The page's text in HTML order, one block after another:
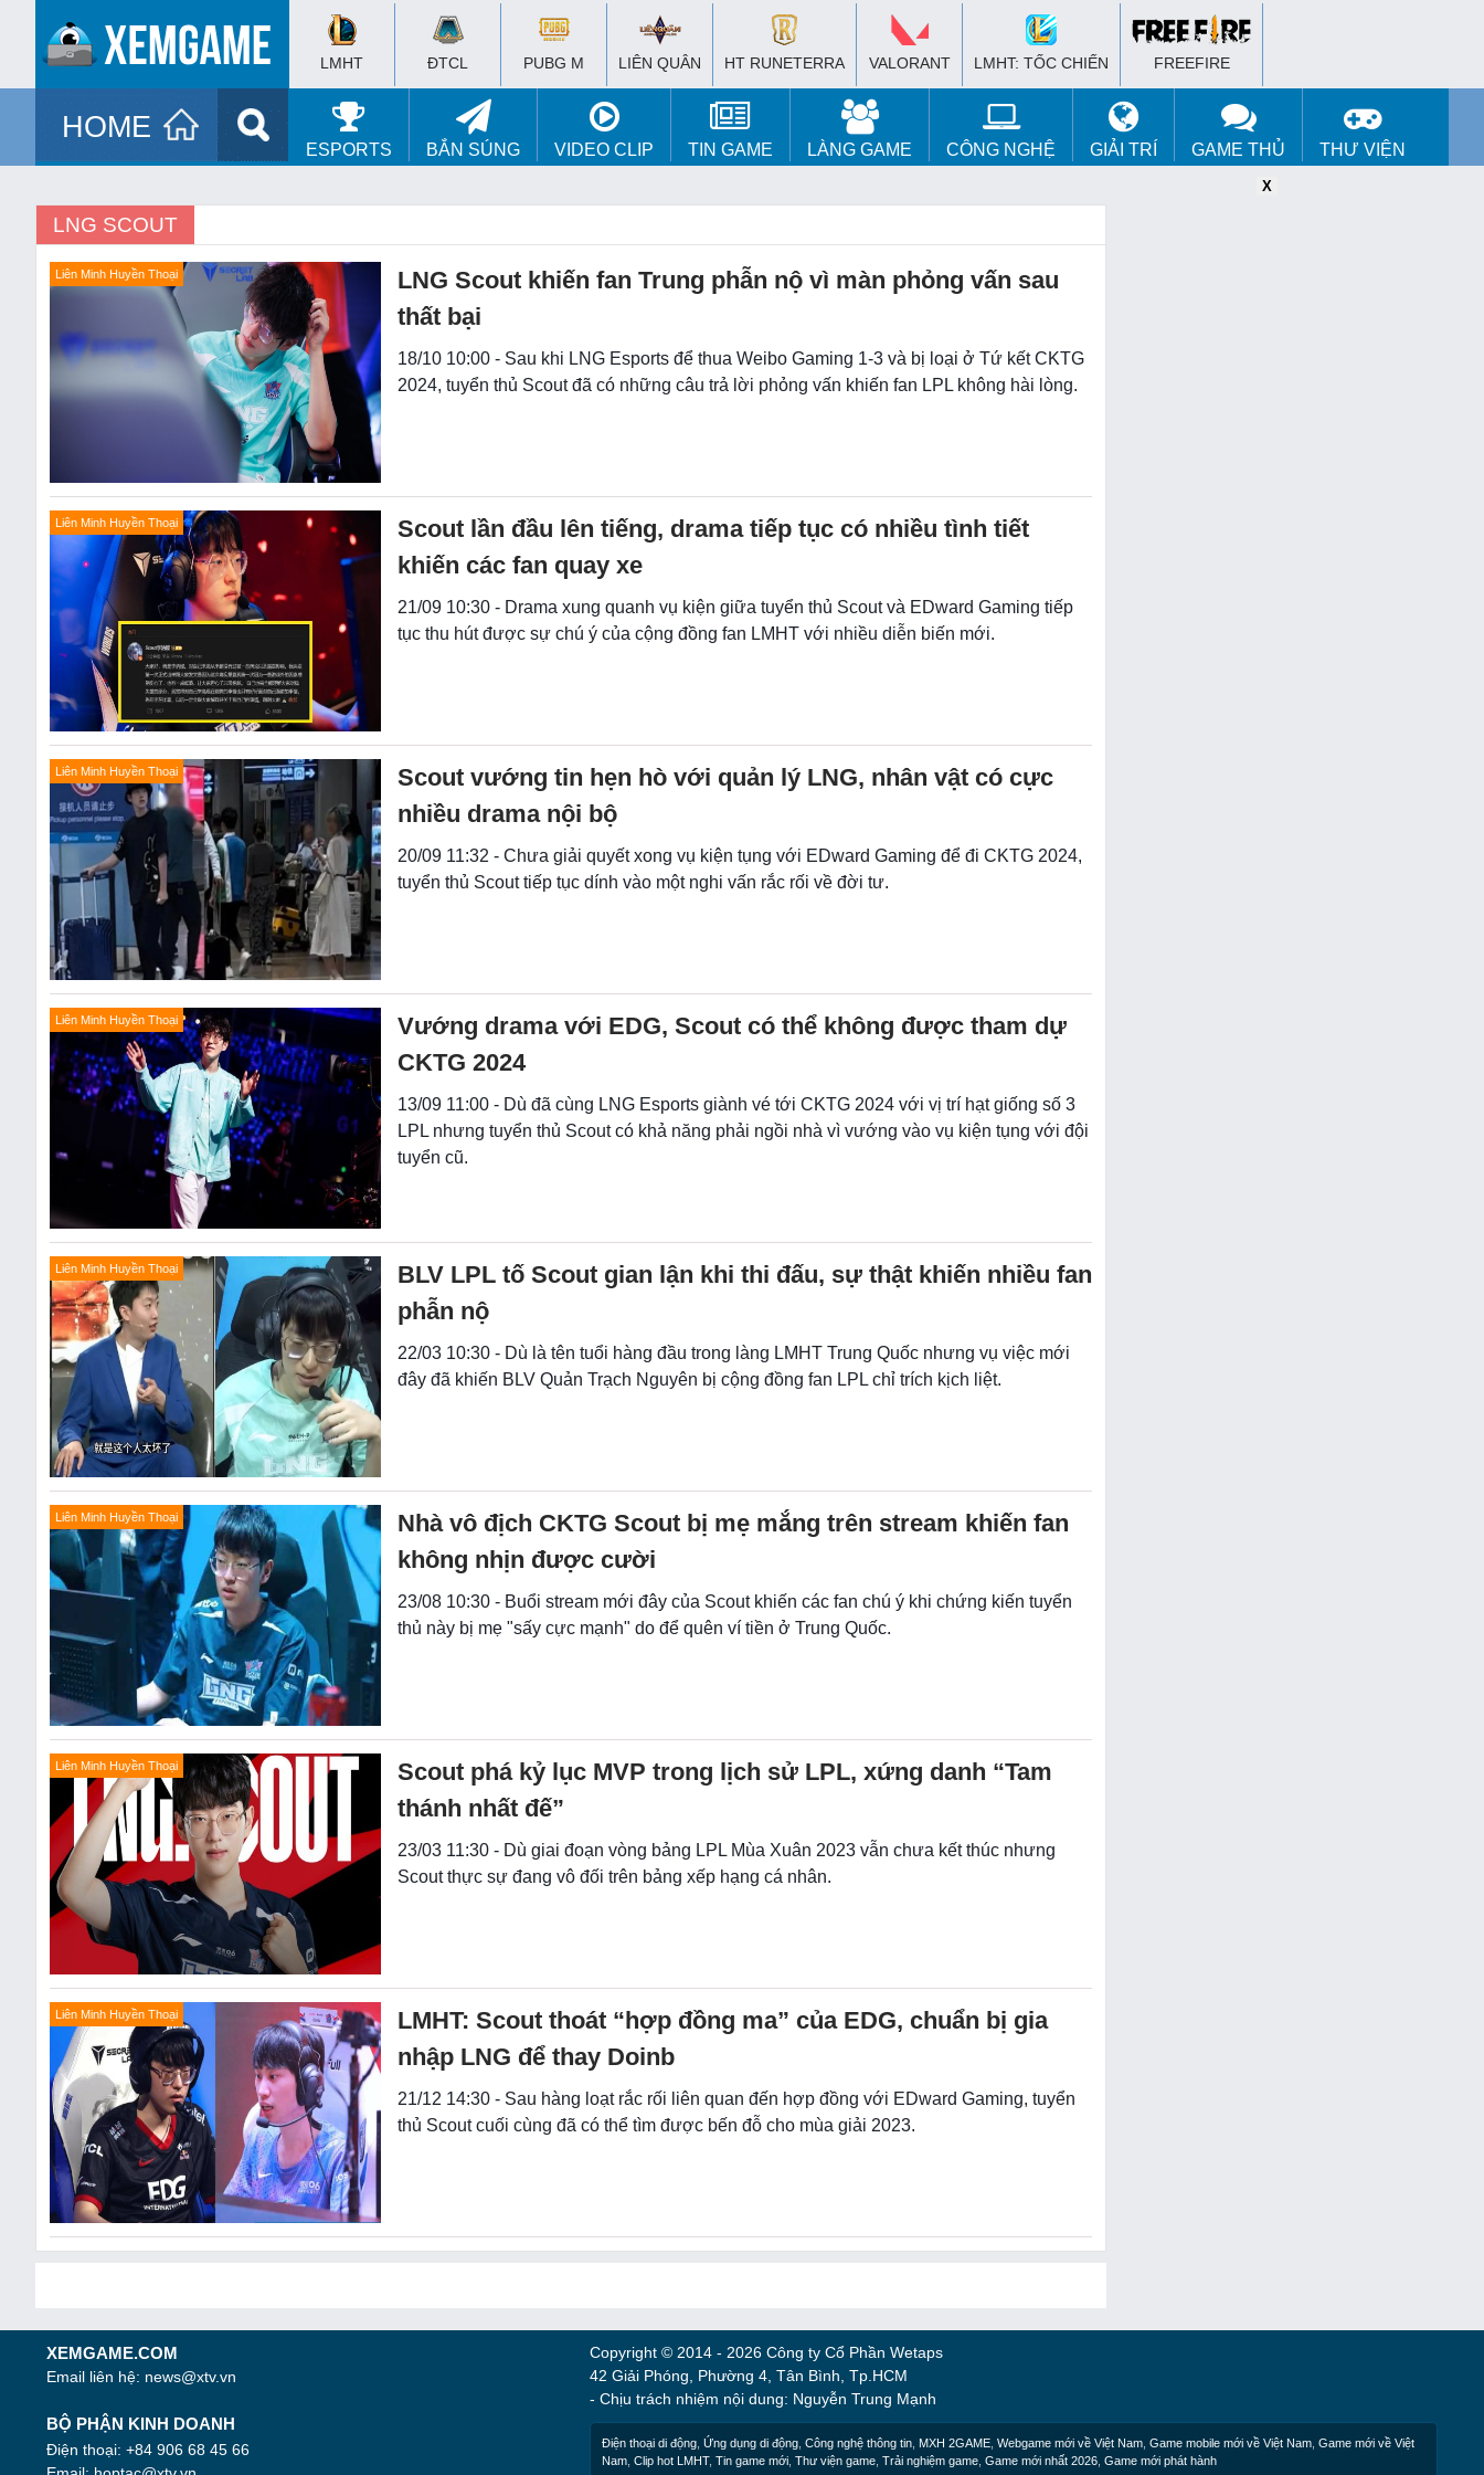
LMHT ĐTCL PUBG M LIÊN QUÂN HT RUNETERRA VALORANT LMHT: TỐC CHIẾN FREEFIRE
HOME
ESPORTS BẮN SÚNG VIDEO CLIP TIN GAME LÀNG GAME CÔNG NGHỆ GIẢI TRÍ GAME THỦ THƯ VIỆN
X
LNG SCOUT
Liên Minh Huyền Thoại
LNG Scout khiến fan Trung phẫn nộ vì màn phỏng vấn sau
thất bại
18/10 10:00 - Sau khi LNG Esports để thua Weibo Gaming 1-3 và bị loại ở Tứ kết CKTG
2024, tuyển thủ Scout đã có những câu trả lời phỏng vấn khiến fan LPL không hài lòng.
Liên Minh Huyền Thoại
Scout lần đầu lên tiếng, drama tiếp tục có nhiều tình tiết
khiến các fan quay xe
21/09 10:30 - Drama xung quanh vụ kiện giữa tuyển thủ Scout và EDward Gaming tiếp
tục thu hút được sự chú ý của cộng đồng fan LMHT với nhiều diễn biến mới.
Liên Minh Huyền Thoại
Scout vướng tin hẹn hò với quản lý LNG, nhân vật có cực
nhiều drama nội bộ
20/09 11:32 - Chưa giải quyết xong vụ kiện tụng với EDward Gaming để đi CKTG 2024,
tuyển thủ Scout tiếp tục dính vào một nghi vấn rắc rối về đời tư.
Liên Minh Huyền Thoại
Vướng drama với EDG, Scout có thể không được tham dự
CKTG 2024
13/09 11:00 - Dù đã cùng LNG Esports giành vé tới CKTG 2024 với vị trí hạt giống số 3
LPL nhưng tuyển thủ Scout có khả năng phải ngồi nhà vì vướng vào vụ kiện tụng với đội
tuyển cũ.
Liên Minh Huyền Thoại
BLV LPL tố Scout gian lận khi thi đấu, sự thật khiến nhiều fan
phẫn nộ
22/03 10:30 - Dù là tên tuổi hàng đầu trong làng LMHT Trung Quốc nhưng vụ việc mới
đây đã khiến BLV Quản Trạch Nguyên bị cộng đồng fan LPL chỉ trích kịch liệt.
Liên Minh Huyền Thoại
Nhà vô địch CKTG Scout bị mẹ mắng trên stream khiến fan
không nhịn được cười
23/08 10:30 - Buổi stream mới đây của Scout khiến các fan chú ý khi chứng kiến tuyển
thủ này bị mẹ "sấy cực mạnh" do để quên ví tiền ở Trung Quốc.
Liên Minh Huyền Thoại
Scout phá kỷ lục MVP trong lịch sử LPL, xứng danh “Tam
thánh nhất đế”
23/03 11:30 - Dù giai đoạn vòng bảng LPL Mùa Xuân 2023 vẫn chưa kết thúc nhưng
Scout thực sự đang vô đối trên bảng xếp hạng cá nhân.
Liên Minh Huyền Thoại
LMHT: Scout thoát “hợp đồng ma” của EDG, chuẩn bị gia
nhập LNG để thay Doinb
21/12 14:30 - Sau hàng loạt rắc rối liên quan đến hợp đồng với EDward Gaming, tuyển
thủ Scout cuối cùng đã có thể tìm được bến đỗ cho mùa giải 2023.
XEMGAME.COM
Email liên hệ: news@xtv.vn
BỘ PHẬN KINH DOANH
Điện thoại: +84 906 68 45 66
Copyright © 2014 - 2026 Công ty Cổ Phần Wetaps
42 Giải Phóng, Phường 4, Tân Bình, Tp.HCM
- Chịu trách nhiệm nội dung: Nguyễn Trung Mạnh
Điện thoại di động Ứng dụng di động Công nghệ thông tin MXH 2GAME Webgame mới về Việt Nam Game mobile mới về Việt Nam Game mới về Việt
Nam Clip hot LMHT, Tin game mới Thư viện game Trải nghiệm game Game mới nhất 2026 Game mới phát hành